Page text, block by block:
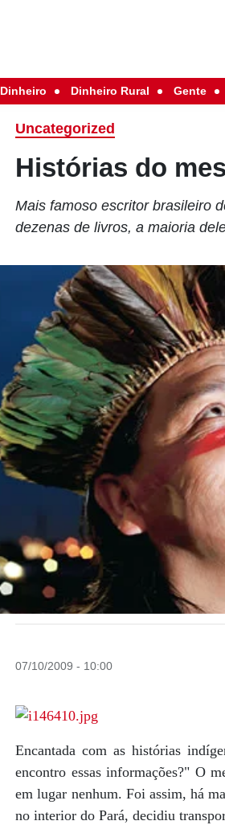
Dinheiro Dinheiro Rural Gente
Uncategorized
Histórias do
Mais famoso escritor brasileiro
dezenas de livros, a maioria
07/10/2009 - 10:00
Encantada com as histórias
encontro essas informações?" O
em lugar nenhum. Foi assim, há
no interior do Pará, decidiu